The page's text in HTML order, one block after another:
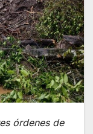
órdenes de